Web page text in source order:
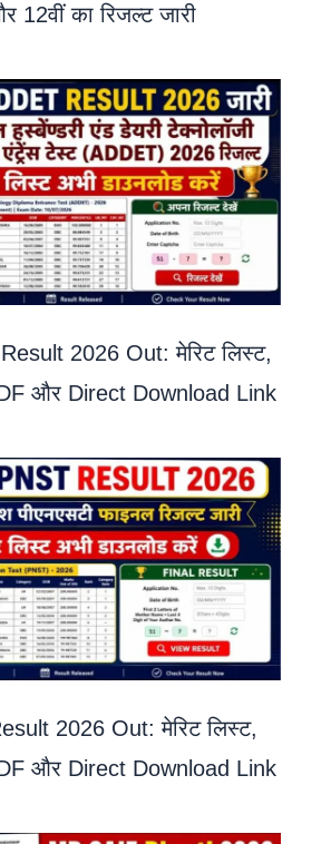
12वीं का रिजल्ट जारी
2026 Out: मेरिट लिस्ट,
और Direct Download Link
2026 Out: मेरिट लिस्ट,
और Direct Download Link